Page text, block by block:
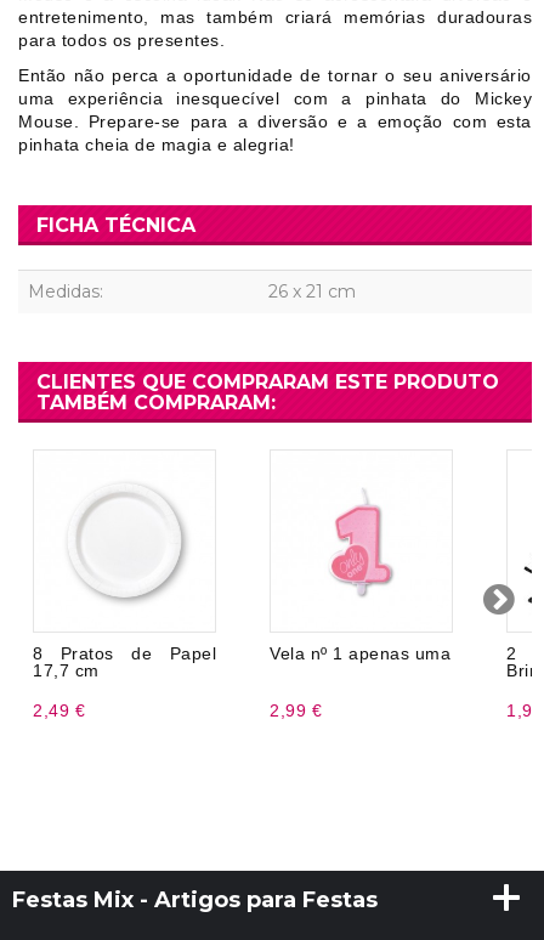
entretenimento, mas também criará memórias duradouras
para todos os presentes.
Então não perca a oportunidade de tornar o seu aniversário
uma experiência inesquecível com a pinhata do Mickey
Mouse. Prepare-se para a diversão e a emoção com esta
pinhata cheia de magia e alegria!
FICHA TÉCNICA
Medidas: 26 x 21 cm
CLIENTES QUE COMPRARAM ESTE PRODUTO
TAMBÉM COMPRARAM:
8 Pratos de Papel
17,7 cm
2,49 €
Vela nº 1 apenas uma
2,99 €
2
Festas Mix - Artigos para Festas